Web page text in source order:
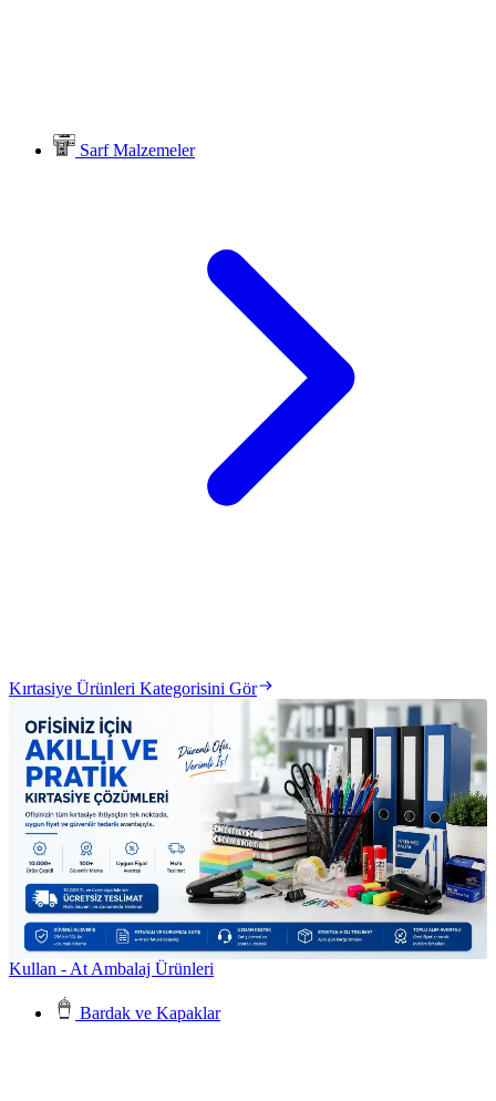
Sarf Malzemeler
Kırtasiye Ürünleri Kategorisini Gör
Kullan - At Ambalaj Ürünleri
Bardak ve Kapaklar